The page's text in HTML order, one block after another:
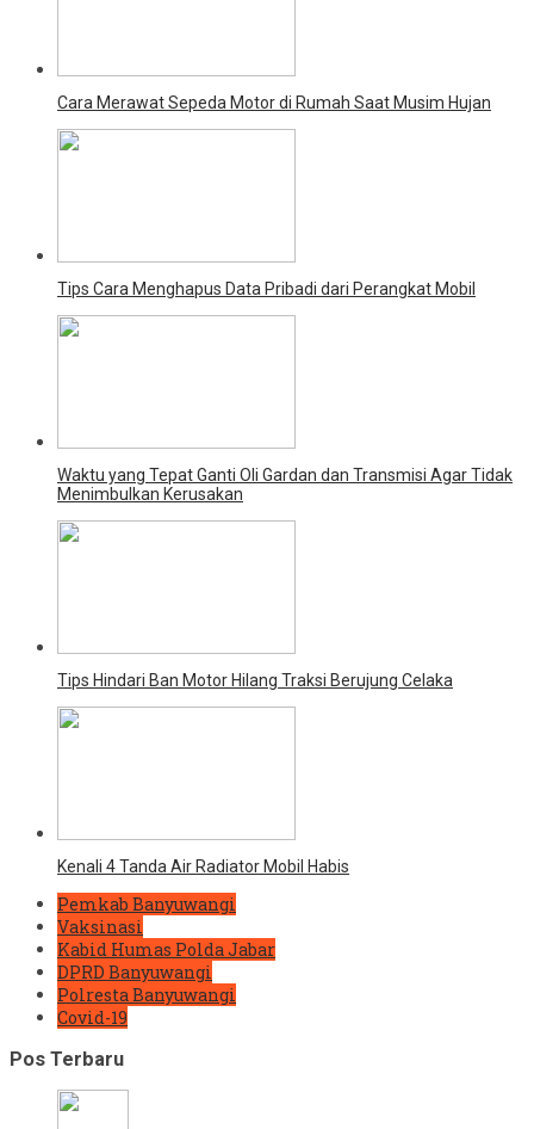
Cara Merawat Sepeda Motor di Rumah Saat Musim Hujan
Tips Cara Menghapus Data Pribadi dari Perangkat Mobil
Waktu yang Tepat Ganti Oli Gardan dan Transmisi Agar Tidak
Menimbulkan Kerusakan
Tips Hindari Ban Motor Hilang Traksi Berujung Celaka
Kenali 4 Tanda Air Radiator Mobil Habis
Pemkab Banyuwangi
Vaksinasi
Kabid Humas Polda Jabar
DPRD Banyuwangi
Polresta Banyuwangi
Covid-19
Pos Terbaru